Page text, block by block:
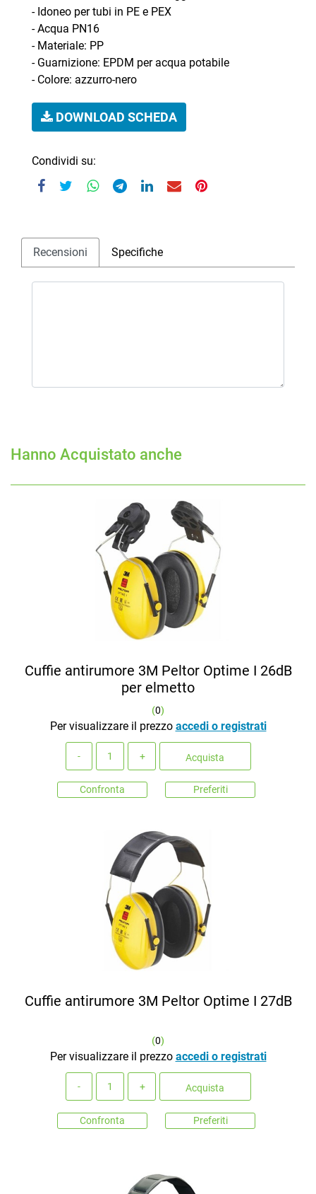
- Idoneo per tubi in PE e PEX
- Acqua PN16
- Materiale: PP
- Guarnizione: EPDM per acqua potabile
- Colore: azzurro-nero
DOWNLOAD SCHEDA
Condividi su:
Recensioni Specifiche
Hanno Acquistato anche
Cuffie antirumore 3M Peltor Optime I 26dB
per elmetto
(0)
Per visualizzare il prezzo accedi o registrati
Acquista
Confronta Preferiti
Cuffie antirumore 3M Peltor Optime I 27dB
(0)
Per visualizzare il prezzo accedi o registrati
Acquista
Confronta Preferiti